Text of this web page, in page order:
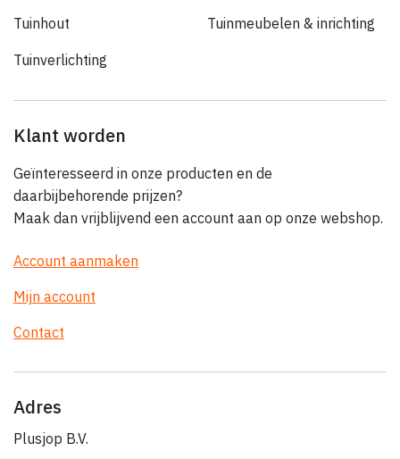
Tuinhout Tuinmeubelen & inrichting
Tuinverlichting
Klant worden
Geïnteresseerd in onze producten en de
daarbijbehorende prijzen?
Maak dan vrijblijvend een account aan op onze webshop.
Account aanmaken
Mijn account
Contact
Adres
Plusjop B.V.